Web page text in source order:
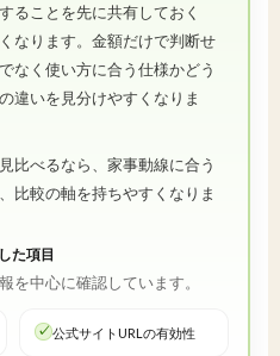
ることを先に共有しておく
なります。金額だけで判断せ
なく使い方に合う仕様かどう
違いを見分けやすくなりま
比べるなら、家事動線に合う
比較の軸を持ちやすくなりま
た項目
を中心に確認しています。
公式サイトURLの有効性